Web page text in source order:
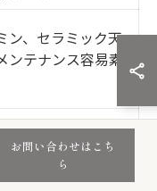
ン、セラミック天
ンテナンス容易素
イルや家族構成に
イン選び
お問い合わせはこち
ら